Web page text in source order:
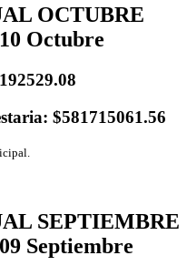
OCTUBRE
Octubre
$581715061.56
SEPTIEMBRE
Septiembre